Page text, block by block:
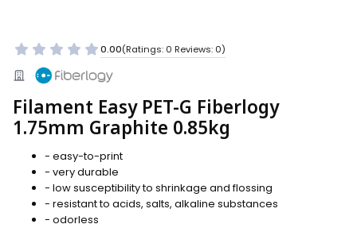
0.00(Ratings: 0 Reviews: 0)
Filament Easy PET-G Fiberlogy
1.75mm Graphite 0.85kg
- easy-to-print
- very durable
- low susceptibility to shrinkage and flossing
- resistant to acids, salts, alkaline substances
- odorless